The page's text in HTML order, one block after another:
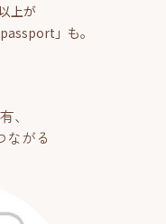
上が
」も。
、
ながる